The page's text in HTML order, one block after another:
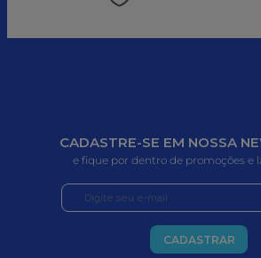
CADASTRE-SE EM NOSSA
e fique por dentro de promoções e
CADASTRAR